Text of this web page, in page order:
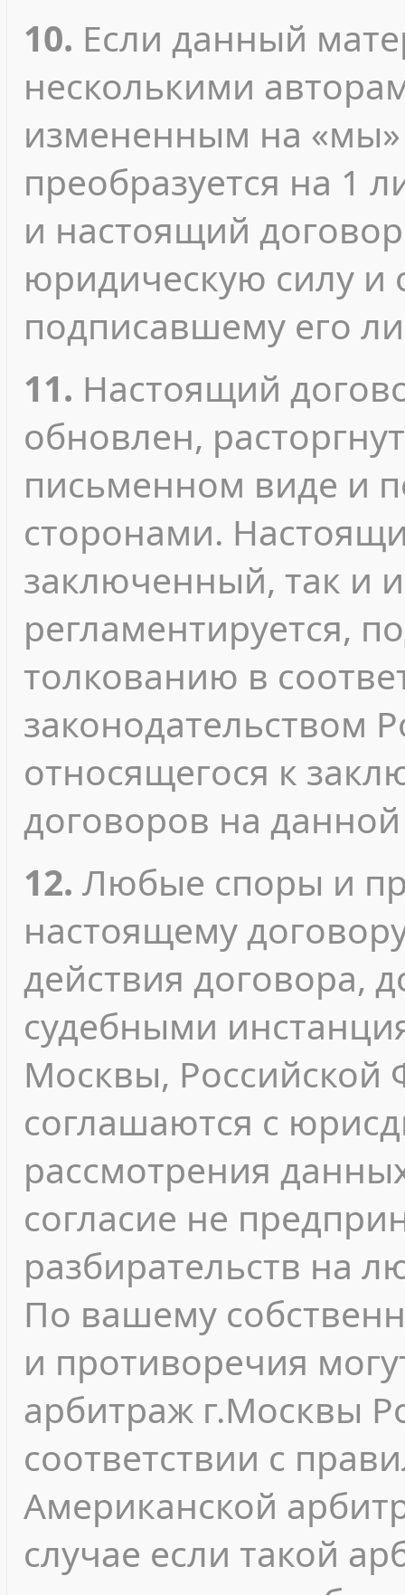
10. Если данный
несколькими
измененным на «мы»
преобразуется на 1
и настоящий
юридическую силу и
подписавшему его
11. Настоящий
обновлен,
письменном виде и
сторонами.
заключенный, так и
регламентируется,
толкованию в
законодательством
относящегося к
договоров на
12. Любые споры и
настоящему
действия договора,
судебными
Москвы, Российской
соглашаются с
рассмотрения
согласие не
разбирательств на
По вашему
и противоречия
арбитраж г.Москвы
соответствии с
Американской
случае если такой